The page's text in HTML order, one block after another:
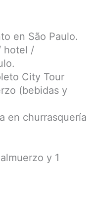
en São Paulo.
hotel /
City Tour
(bebidas y
en churrasquería
y 1